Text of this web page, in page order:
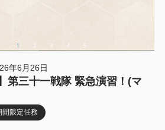
年6月26日
第三十一戦隊 緊急演習！(マ
間限定任務